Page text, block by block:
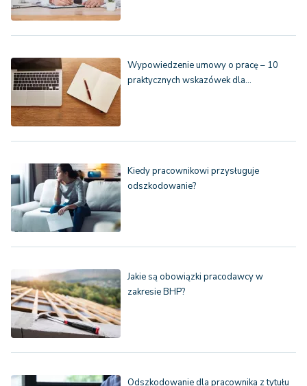
Wypowiedzenie umowy o pracę – 10
praktycznych wskazówek dla…
Kiedy pracownikowi przysługuje
odszkodowanie?
Jakie są obowiązki pracodawcy w
zakresie BHP?
Odszkodowanie dla pracownika z tytułu